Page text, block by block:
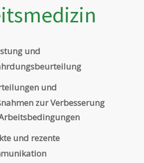
und
und
zur Verbesserung
und rezente